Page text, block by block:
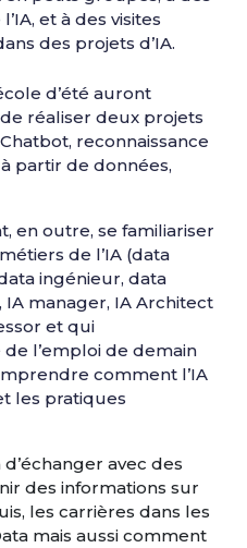
et à des visites
des projets d’IA.
d’été auront
réaliser deux projets
reconnaissance
partir de données,
en outre, se familiariser
de l’IA (data
ingénieur, data
manager, IA Architect
et qui
l’emploi de demain
comment l’IA
les pratiques
avec des
des informations sur
les carrières dans les
mais aussi comment